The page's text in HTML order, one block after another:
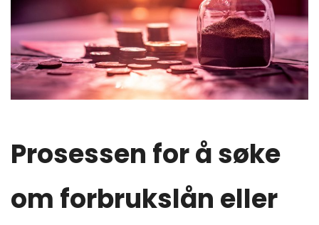
Prosessen for å søke
om forbrukslån eller